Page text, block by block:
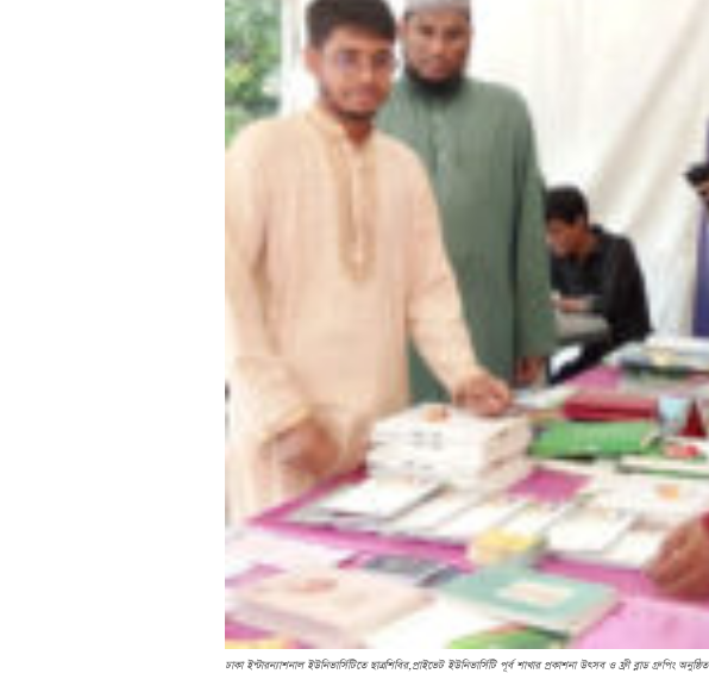
ঢাকা ইন্টারন্যাশনাল ইউনিভার্সিটিতে ছাত্রশিবির,প্রাইভেট ইউনিভার্সিটি পূর্ব শাখার প্রকাশনা উৎসব ও ফ্রী ব্লাড গ্রুপিং অনুষ্ঠিত